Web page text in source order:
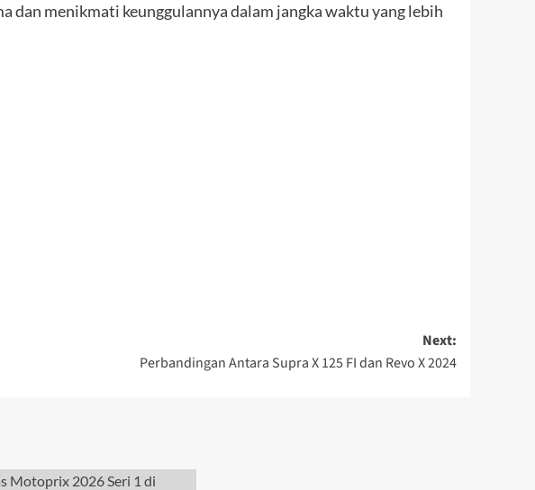
dan menikmati keunggulannya dalam jangka waktu yang lebih
Next:
Perbandingan Antara Supra X 125 FI dan Revo X 2024